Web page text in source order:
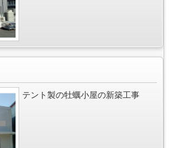
テント製の牡蠣小屋の新築工事